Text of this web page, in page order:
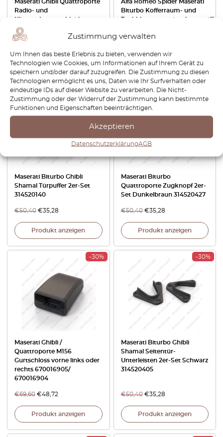
Zustimmung verwalten
Um Ihnen das beste Erlebnis zu bieten, verwenden wir
Technologien wie Cookies, um Informationen auf Ihrem Gerät zu
speichern und/oder darauf zuzugreifen. Die Zustimmung zu diesen
Technologien ermöglicht es uns, Daten wie Ihr Surfverhalten oder
eindeutige IDs auf dieser Website zu verarbeiten. Die Nicht-
Zustimmung oder der Widerruf der Zustimmung kann bestimmte
Funktionen und Eigenschaften beeinträchtigen.
Akzeptieren
DatenschutzerklärungAGB
Maserati Ghibli Quattroporte
Radio- und
Klimaanlagenverkleidung
dunkelbraun 368300278
Produkt anzeigen
Alfa Romeo Spider Maserati
Biturbo Kofferraum- und
Tankklappenentriegelungsgriff
Produkt anzeigen
-30%
Maserati Biturbo Ghibli
Shamal Türpuffer 2er-Set
314520140
€50,40 €35,28
Produkt anzeigen
Maserati Biturbo
Quattroporte Zugknopf 2er-
Set Dunkelbraun 314520427
€50,40 €35,28
Produkt anzeigen
-30%
Maserati Ghibli /
Quattroporte M156
Gurtschloss vorne links oder
rechts 670016905/
670016904
€69,60 €48,72
Produkt anzeigen
-30%
Maserati Biturbo Ghibli
Shamal Seitentür-
Unterleisten 2er-Set Schwarz
314520405
€50,40 €35,28
Produkt anzeigen